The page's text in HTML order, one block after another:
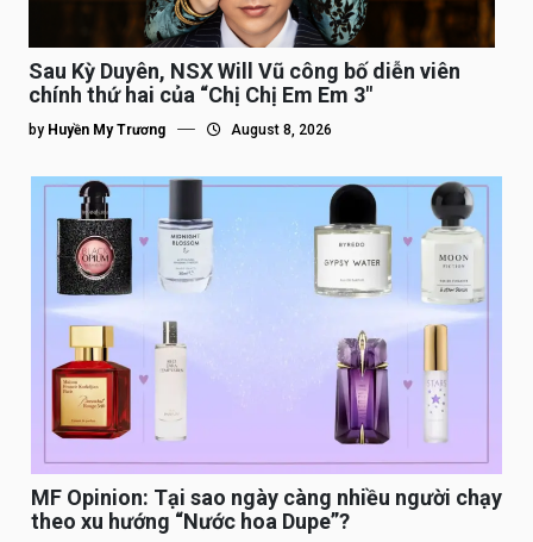
Sau Kỳ Duyên, NSX Will Vũ công bố diễn viên
chính thứ hai của “Chị Chị Em Em 3″
by Huyền My Trương August 8, 2026
MF Opinion: Tại sao ngày càng nhiều người chạy
theo xu hướng “Nước hoa Dupe”?